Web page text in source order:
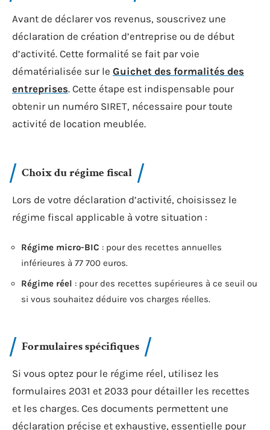
Avant de déclarer vos revenus, souscrivez une
déclaration de création d’entreprise ou de début
d’activité. Cette formalité se fait par voie
dématérialisée sur le Guichet des formalités des
entreprises. Cette étape est indispensable pour
obtenir un numéro SIRET, nécessaire pour toute
activité de location meublée.
Choix du régime fiscal
Lors de votre déclaration d’activité, choisissez le
régime fiscal applicable à votre situation :
Régime micro-BIC : pour des recettes annuelles
inférieures à 77 700 euros.
Régime réel : pour des recettes supérieures à ce seuil ou
si vous souhaitez déduire vos charges réelles.
Formulaires spécifiques
Si vous optez pour le régime réel, utilisez les
formulaires 2031 et 2033 pour détailler les recettes
et les charges. Ces documents permettent une
déclaration précise et exhaustive, essentielle pour